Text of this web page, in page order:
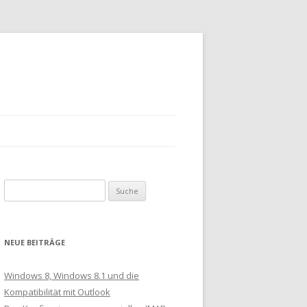
nach:
NEUE BEITRÄGE
Windows 8, Windows 8.1 und die
Kompatibilität mit Outlook